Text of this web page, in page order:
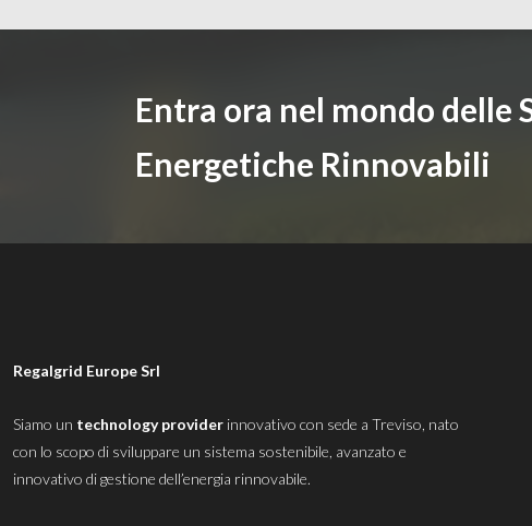
Entra ora nel mondo delle
Energetiche Rinnovabili
Regalgrid Europe Srl
Siamo un technology provider innovativo con sede a Treviso, nato
con lo scopo di sviluppare un sistema sostenibile, avanzato e
innovativo di gestione dell’energia rinnovabile.